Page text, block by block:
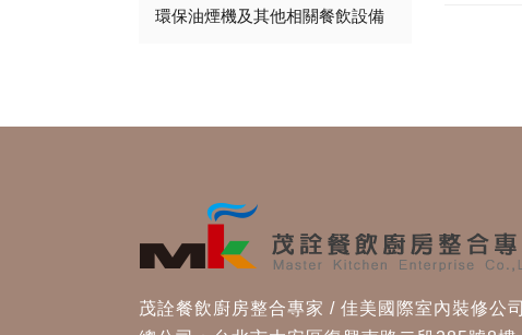
環保油煙機及其他相關餐飲設備
茂詮餐飲廚房整合專家 / 佳美國際室內裝修公司